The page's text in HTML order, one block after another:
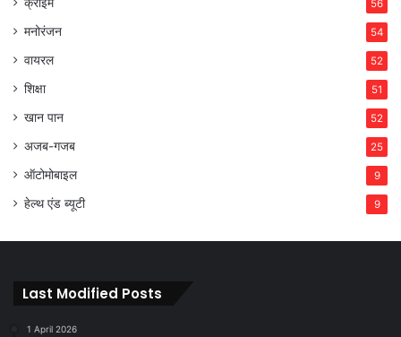
क्राइम 56
मनोरंजन 54
वायरल 52
शिक्षा 51
खान पान 52
अजब-गजब 25
ऑटोमोबाइल 9
हेल्थ एंड ब्यूटी 9
Last Modified Posts
1 April 2026